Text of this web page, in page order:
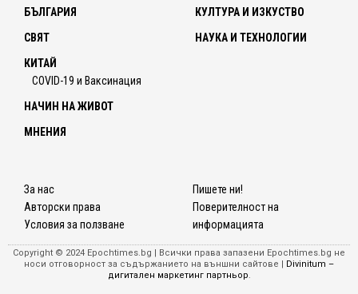
БЪЛГАРИЯ
СВЯТ
КИТАЙ
COVID-19 и Ваксинация
КУЛТУРА И ИЗКУСТВО
НАУКА И ТЕХНОЛОГИИ
НАЧИН НА ЖИВОТ
МНЕНИЯ
За нас
Авторски права
Условия за ползване
Пишете ни!
Поверителност на
информацията
Copyright © 2024 Epochtimes.bg | Всички права запазени Epochtimes.bg не
носи отговорност за съдържанието на външни сайтове |
Divinitum –
дигитален маркетинг партньор.